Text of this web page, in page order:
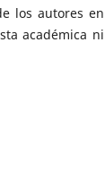
los autores en
académica ni